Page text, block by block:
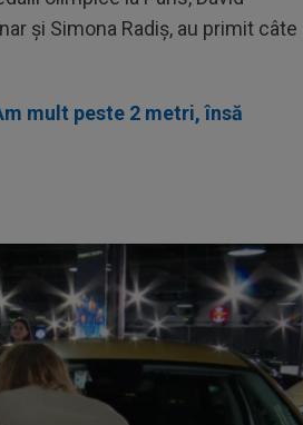
și Simona Radiş, au primit câte
mult peste 2 metri, însă